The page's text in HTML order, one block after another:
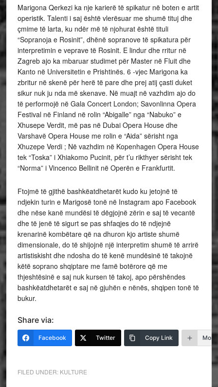
Marigona Qerkezi ka nje karierë të spikatur në boten e artit
operistik. Talenti i saj është vlerësuar me shumë tituj dhe
çmime të larta, ku ndër më të njohurat është tituli
“Sopranoja e Rosinit”, dhënë sopranove të spikatura për
interpretimin e veprave të Rosinit. E lindur dhe rritur në
Zagreb ajo ka mbaruar studimet për Master në Fluit dhe
Kanto në Universitetin e Prishtinës. 6 -vjec Marigona ka
zbritur në skenë për herë të pare dhe prej atij çasti duket
sikur nuk ju nda më skenave. Në muajt në vazhdim ajo do
të performojë në Gala Concert London; Savonlinna Opera
Festival në Finland në rolin “Abigalle” nga “Nabuko” e
Xhusepe Verdit, më pas në Dubai Opera House dhe
Varshavë Opera House me rolin e “Aida” sërisht nga
Xhuzepe Verdi ; Në vazhdim në Kopenhagen Opera House
tek “Toska” i Xhiakomo Pucinit, për t’u rikthyer sërisht tek
“Norma” i Vincenco Bellinit në Operën e Frankfurtit.
Ftojmë të gjithë bashkëatdhetarët kudo ku jetojnë të
ndjekin turin e Marigosë tonë në Instagram apo Facebook
dhe nëse kanë mundësi të dëgjojnë zërin e saj të vecantë
dhe të jenë të sigurt se pas shfaqjes do të ndjejnë
krenarinë kombëtare që na dhuron kjo artiste shumë
dimensionale, do të shijojnë një interpretim shumë të arrirë
artistiskisht dhe ndosha do të kenë mundësinë të takojnë
këtë soprano shqiptare me famë botërore që me
thjeshtësinë e saj nuk kursen të takoj, apo përshëndes
bashkëatdhetarët e saj në gjuhën e nënës, shqipen tonë të
bukur.
Share via:
Facebook Twitter Copy Link More
FILED UNDER: KULTURE